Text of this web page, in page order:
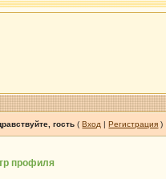
гость (Вход |Регистрация )
профиля